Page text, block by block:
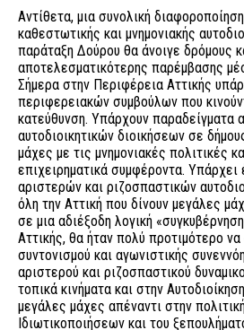
Αντίθετα, μια συνολική
καθεστωτικής και μνημονιακής
παράταξη Δούρου θα άνοιγε δρόμους
αποτελεσματικότερης παρέμβασης
Σήμερα στην Περιφέρεια Αττικής
περιφερειακών συμβούλων που
κατεύθυνση. Υπάρχουν παραδείγματα
αυτοδιοικητικών διοικήσεων σε
μάχες με τις μνημονιακές πολιτικές
επιχειρηματικά συμφέροντα. Υπάρχει
αριστερών και ριζοσπαστικών
όλη την Αττική που δίνουν μεγάλες
σε μια αδιέξοδη λογική
Αττικής, θα ήταν πολύ προτιμότερο
συντονισμού και αγωνιστικής
αριστερού και ριζοσπαστικού
τοπικά κινήματα και στην
μεγάλες μάχες απέναντι στην
Ιδιωτικοποιήσεων και του